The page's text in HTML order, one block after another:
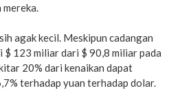
agak kecil. Meskipun cadangan
$ 123 miliar dari $ 90,8 miliar pada
20% dari kenaikan dapat
terhadap yuan terhadap dolar.